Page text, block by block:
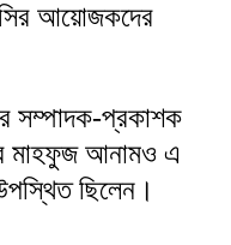
আয়োজকদের
সম্পাদক-প্রকাশক
মাহফুজ আনামও এ
উপস্থিত ছিলেন।